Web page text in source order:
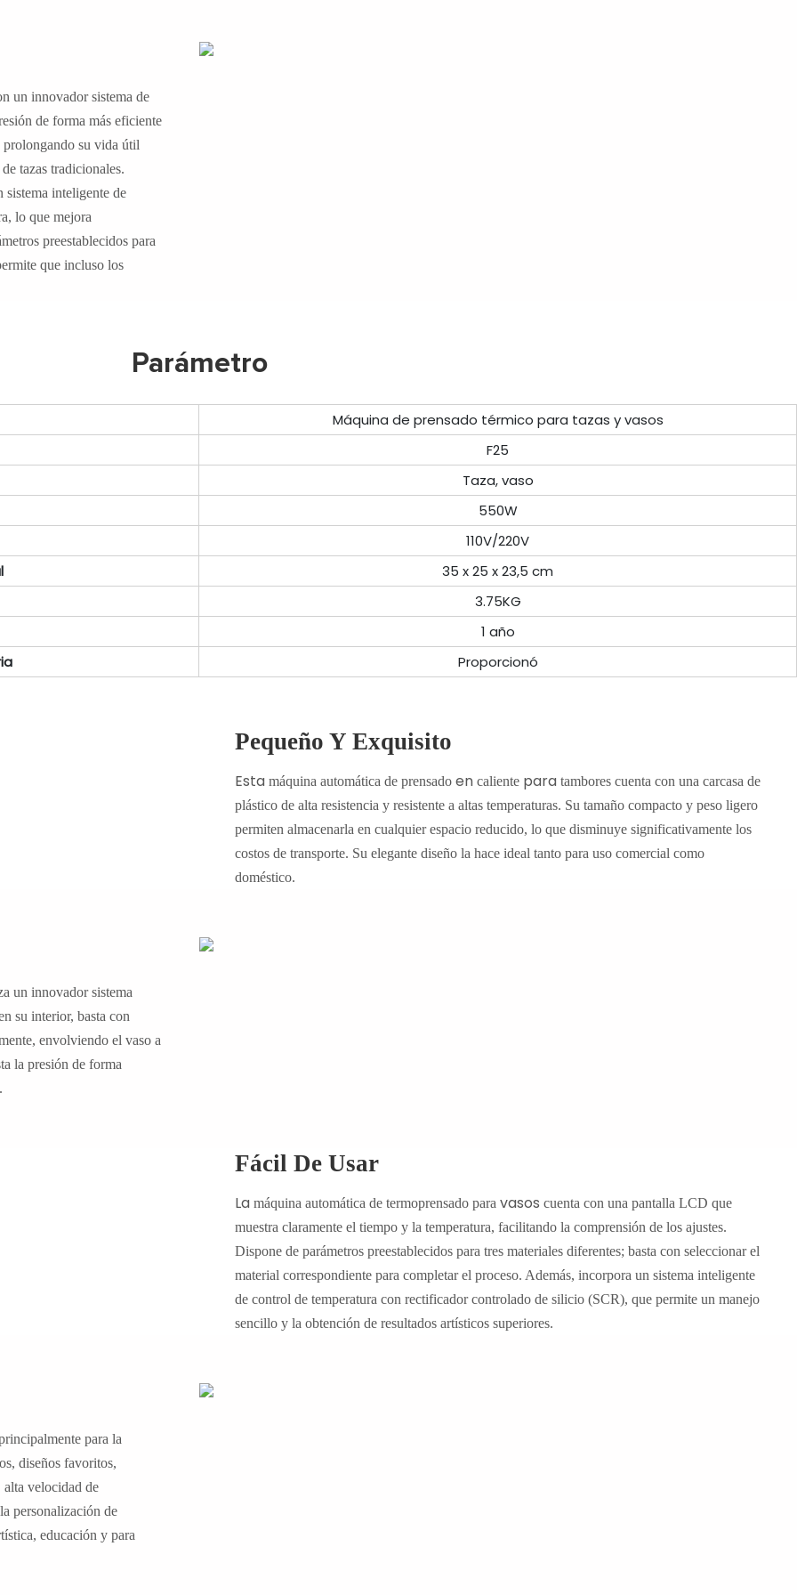
un innovador sistema de
de forma más eficiente
prolongando su vida útil
tazas tradicionales.
sistema inteligente de
lo que mejora
preestablecidos para
que incluso los
Parámetro
Máquina de prensado térmico para tazas y vasos
F25
Taza, vaso
550W
110V/220V
35 x 25 x 23,5 cm
3.75KG
1 año
Proporcionó
Pequeño Y Exquisito
Estamáquina automática de prensado encaliente paratambores cuenta con una carcasa de
plástico de alta resistencia y resistente a altas temperaturas. Su tamaño compacto y peso ligero
permiten almacenarla en cualquier espacio reducido, lo que disminuye significativamente los
costos de transporte. Su elegante diseño la hace ideal tanto para uso comercial como
doméstico.
un innovador sistema
su interior, basta con
envolviendo el vaso a
la presión de forma
Fácil De Usar
Lamáquina automática de termoprensado para vasoscuenta con una pantalla LCD que
muestra claramente el tiempo y la temperatura, facilitando la comprensión de los ajustes.
Dispone de parámetros preestablecidos para tres materiales diferentes; basta con seleccionar el
material correspondiente para completar el proceso. Además, incorpora un sistema inteligente
de control de temperatura con rectificador controlado de silicio (SCR), que permite un manejo
sencillo y la obtención de resultados artísticos superiores.
para la
diseños favoritos,
velocidad de
personalización de
educación y para